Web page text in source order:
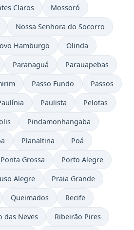
Claros Mossoró
Nossa Senhora do Socorro
Hamburgo Olinda
Paranaguá Parauapebas
Passo Fundo Passos
Paulista Pelotas
Pindamonhangaba
Planaltina Poá
Ponta Grossa Porto Alegre
Alegre Praia Grande
Queimados Recife
das Neves Ribeirão Pires